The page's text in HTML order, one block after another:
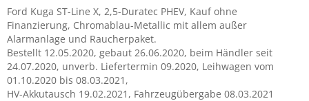
Ford Kuga ST-Line X, 2,5-Duratec PHEV, Kauf ohne
Finanzierung, Chromablau-Metallic mit allem außer
Alarmanlage und Raucherpaket.
Bestellt 12.05.2020, gebaut 26.06.2020, beim Händler seit
24.07.2020, unverb. Liefertermin 09.2020, Leihwagen vom
01.10.2020 bis 08.03.2021,
HV-Akkutausch 19.02.2021, Fahrzeugübergabe 08.03.2021